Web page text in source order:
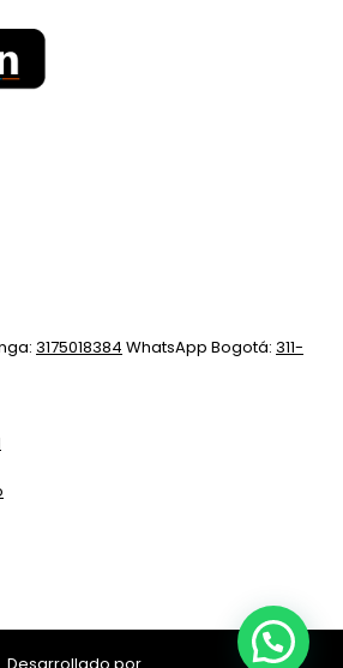
3175018384 WhatsApp Bogotá: 311-